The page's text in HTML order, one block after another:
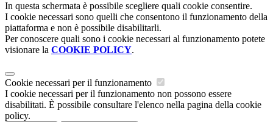
In questa schermata è possibile scegliere quali cookie consentire.
I cookie necessari sono quelli che consentono il funzionamento della
piattaforma e non è possibile disabilitarli.
Per conoscere quali sono i cookie necessari al funzionamento potete
visionare la COOKIE POLICY.
Cookie necessari per il funzionamento
I cookie necessari per il funzionamento non possono essere
disabilitati. È possibile consultare l'elenco nella pagina della cookie
policy.